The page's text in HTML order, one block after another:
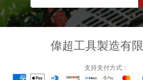
偉超工具製造有
支持支付方式：